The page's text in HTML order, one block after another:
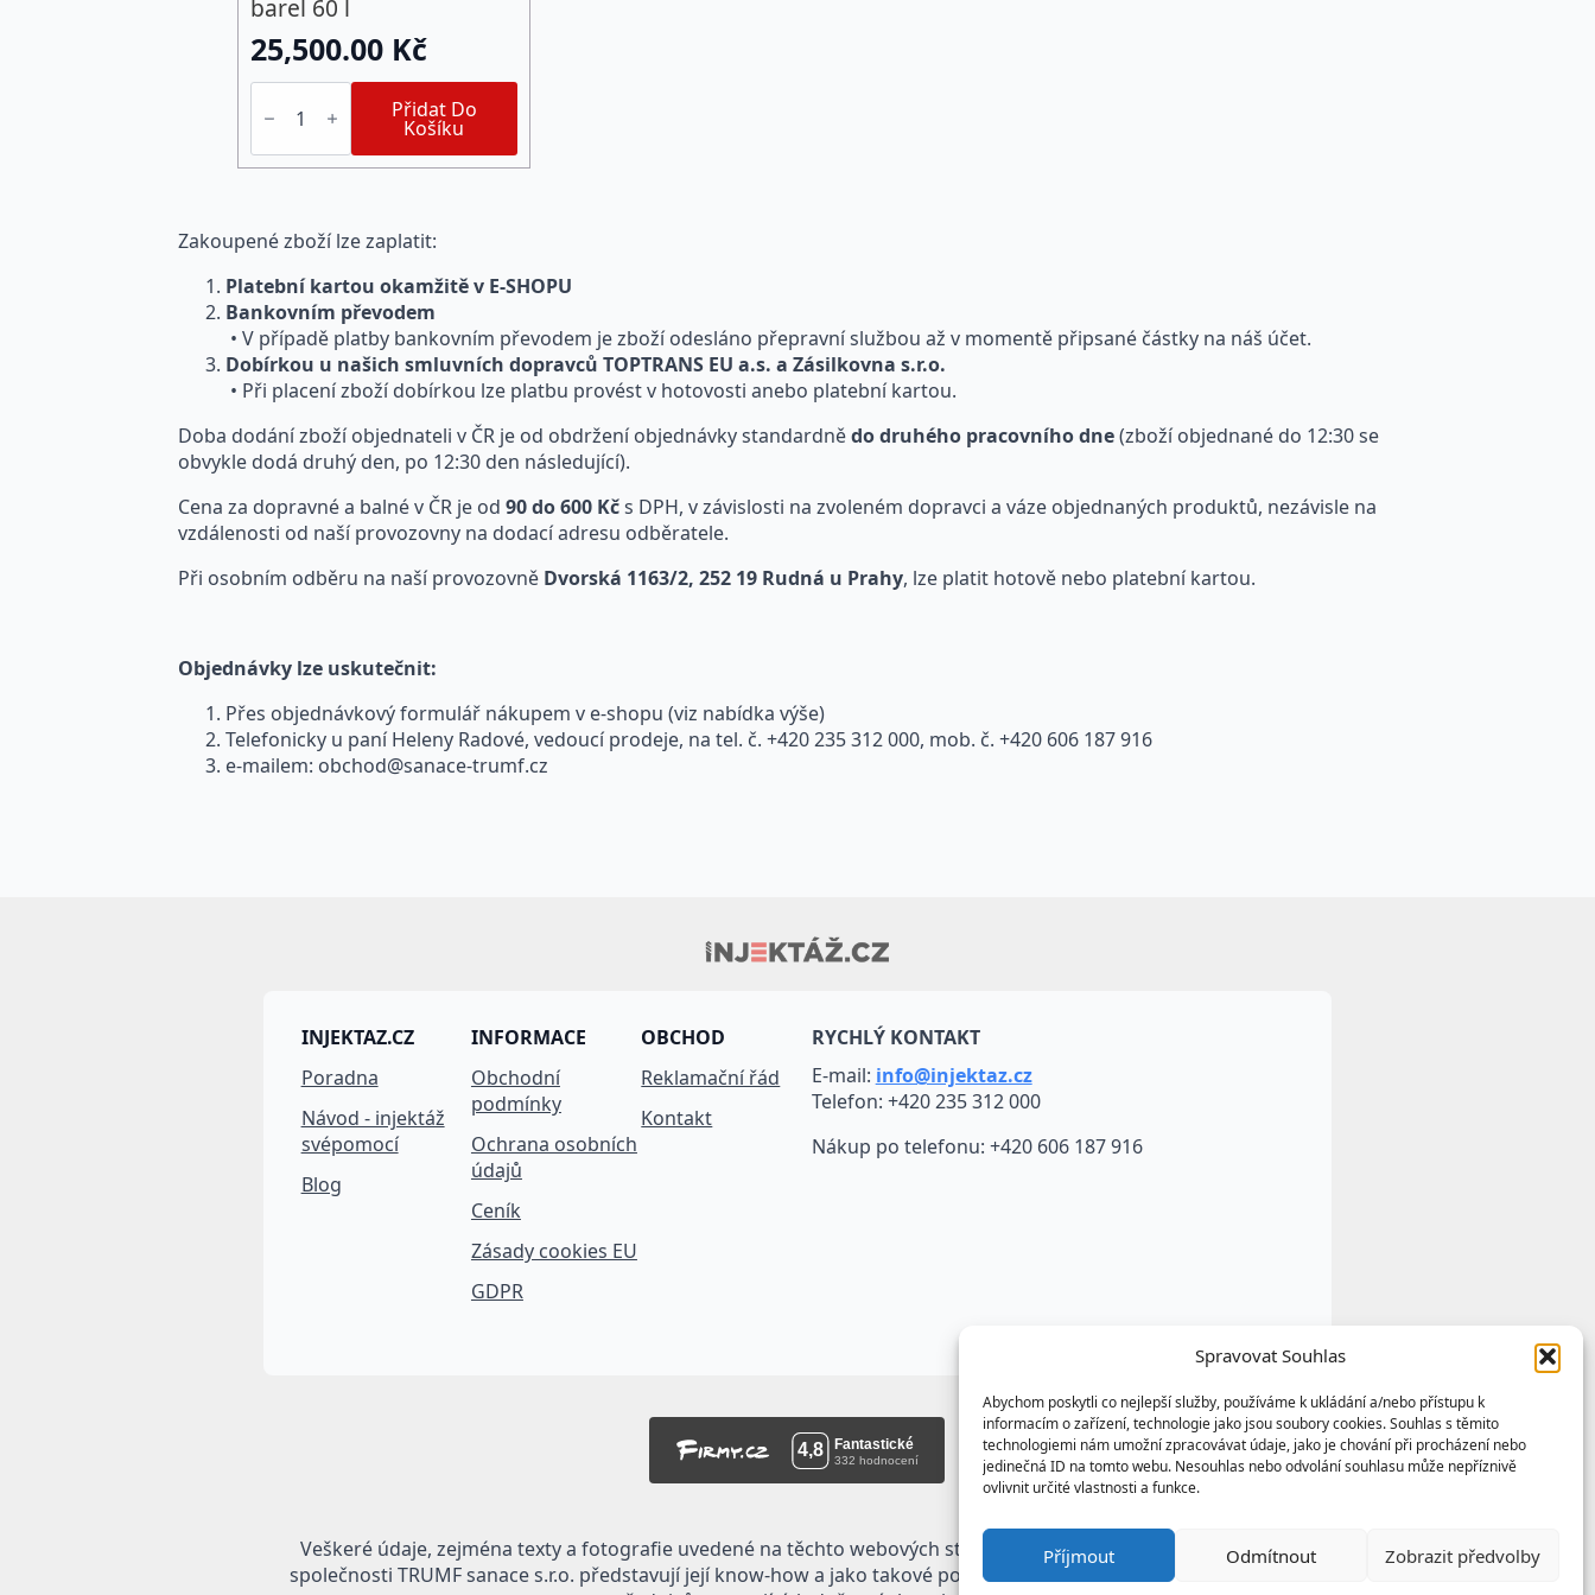
Spravovat Souhlas
Abychom poskytli co nejlepší služby, používáme k ukládání a/nebo přístupu k
informacím o zařízení, technologie jako jsou soubory cookies. Souhlas s těmito
technologiemi nám umožní zpracovávat údaje, jako je chování při procházení nebo
jedinečná ID na tomto webu. Nesouhlas nebo odvolání souhlasu může nepříznivě
ovlivnit určité vlastnosti a funkce.
Příjmout Odmítnout Zobrazit předvolby
barel 60 l
25,500.00 Kč
AquaStop
Cream®
barel
60
Přidat Do
Košíku
Zakoupené zboží lze zaplatit:
Platební kartou okamžitě v E-SHOPU
Bankovním převodem
• V případě platby bankovním převodem je zboží odesláno přepravní službou až v momentě připsané částky na náš účet.
Dobírkou u našich smluvních dopravců TOPTRANS EU a.s. a Zásilkovna s.r.o.
• Při placení zboží dobírkou lze platbu provést v hotovosti anebo platební kartou.
Doba dodání zboží objednateli v ČR je od obdržení objednávky standardnědo druhého pracovního dne(zboží objednané do 12:30 se
obvykle dodá druhý den, po 12:30 den následující).
Cena za dopravné a balné v ČR je od90 do 600 Kčs DPH, v závislosti na zvoleném dopravci a váze objednaných produktů, nezávisle na
vzdálenosti od naší provozovny na dodací adresu odběratele.
Při osobním odběru na naší provozovně Dvorská 1163/2, 252 19 Rudná u Prahy, lze platit hotově nebo platební kartou.
Objednávky lze uskutečnit:
Přes objednávkový formulář nákupem v e-shopu (viz nabídka výše)
Telefonicky u paní Heleny Radové, vedoucí prodeje, na tel. č. +420 235 312 000, mob. č. +420 606 187 916
e-mailem: obchod@sanace-trumf.cz
INJEKTAZ.CZ
Poradna
Návod - injektáž
svépomocí
Blog
INFORMACE
Obchodní
podmínky
Ochrana osobních
údajů
Ceník
Zásady cookies EU
GDPR
OBCHOD
Reklamační řád
Kontakt
RYCHLÝ KONTAKT
E-mail: info@injektaz.cz
Telefon: +420 235 312 000
Nákup po telefonu: +420 606 187 916
Veškeré údaje, zejména texty a fotografie uvedené na těchto webových stránkách jsou výtvorem a vlastnictvím
společnosti TRUMF sanace s.r.o. představují její know-how a jako takové požívají ochrany podle autorských práv a